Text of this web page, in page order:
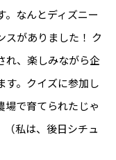
。なんとディズニー
スがありました！ ク
れ、楽しみながら企
す。クイズに参加し
場で育てられたじゃ
（私は、後日シチュ